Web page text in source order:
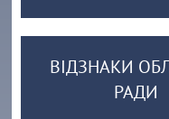
ВІДЗНАКИ
РАДИ